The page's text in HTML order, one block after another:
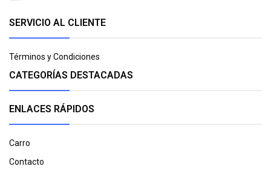
SERVICIO AL CLIENTE
Términos y Condiciones
CATEGORÍAS DESTACADAS
ENLACES RÁPIDOS
Carro
Contacto